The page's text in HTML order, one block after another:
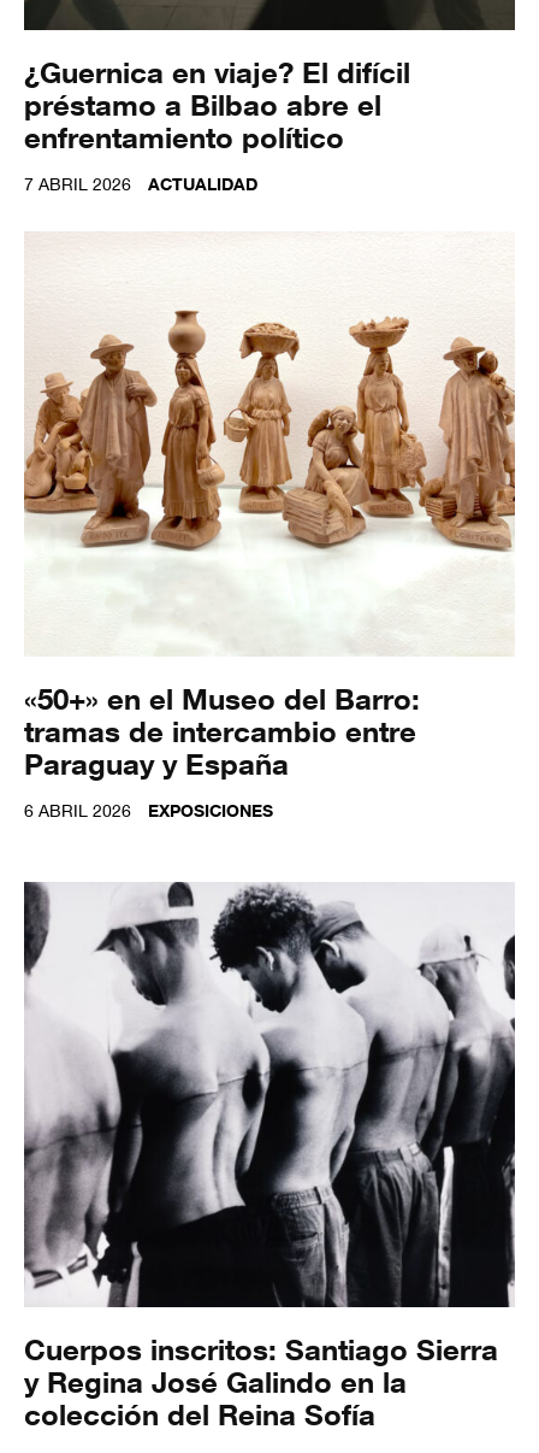
¿Guernica en viaje? El difícil
préstamo a Bilbao abre el
enfrentamiento político
7 ABRIL 2026 ACTUALIDAD
«50+» en el Museo del Barro:
tramas de intercambio entre
Paraguay y España
6 ABRIL 2026 EXPOSICIONES
Cuerpos inscritos: Santiago Sierra
y Regina José Galindo en la
colección del Reina Sofía